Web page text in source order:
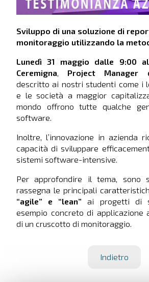
Sviluppo di una soluzione di
monitoraggio utilizzando la
Lunedì 31 maggio dalle 9:00
Ceremigna
Project Manager
descritto ai nostri studenti come i
e le società a maggior
mondo offrono tutte qualche
software.
Inoltre, l’innovazione in azienda
capacità di sviluppare
sistemi software-intensive.
Per approfondire il tema, sono
rassegna le principali
“agile” e “lean” ai progetti di
esempio concreto di applicazione
di un cruscotto di monitoraggio.
Indietro